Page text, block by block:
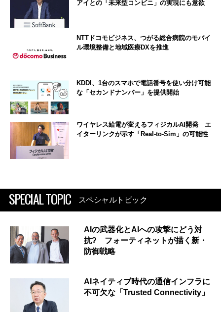
アイとの「未来型コンビニ」の実現にも意欲
NTTドコモビジネス、つがる総合病院のモバイ
ル環境整備と地域医療DXを推進
KDDI、1台のスマホで電話番号を使い分け可能
な「セカンドナンバー」を提供開始
ワイヤレス給電が変えるフィジカルAI開発 エ
イターリンクが示す「Real-to-Sim」の可能性
SPECIAL TOPIC スペシャルトピック
AIの武器化とAIへの攻撃にどう対
抗? フォーティネットが描く新・
防御戦略
AIネイティブ時代の通信インフラに
不可欠な「Trusted Connectivity」